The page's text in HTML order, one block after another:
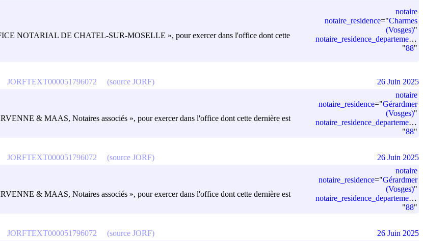
NOTARIAL DE CHATEL-SUR-MOSELLE », pour exercer dans l'office dont cette
notaire
notaire_residence="Charmes
(Vosges)"
notaire_residence_departement_code
"88"
& MAAS, Notaires associés », pour exercer dans l'office dont cette dernière est
notaire
notaire_residence="Gérardmer
(Vosges)"
notaire_residence_departement_code
"88"
JORFTEXT000051796072 (source JORF) 26 Juin 2025
& MAAS, Notaires associés », pour exercer dans l'office dont cette dernière est
notaire
notaire_residence="Gérardmer
(Vosges)"
notaire_residence_departement_code
"88"
JORFTEXT000051796072 (source JORF) 26 Juin 2025
JORFTEXT000051796072 (source JORF) 26 Juin 2025